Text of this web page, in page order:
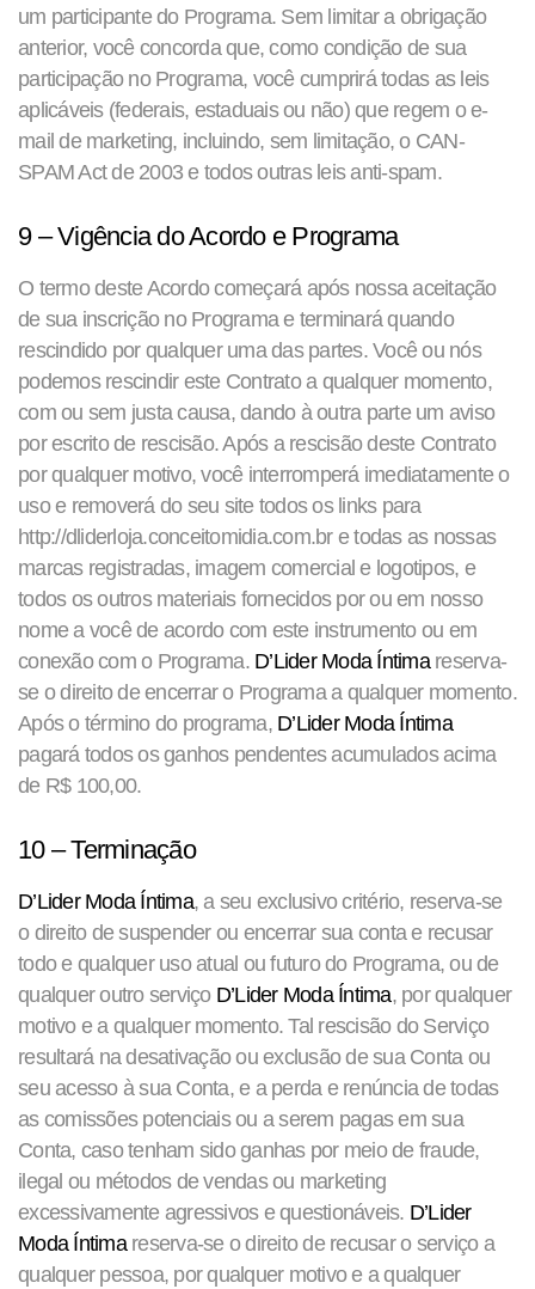
um participante do Programa. Sem limitar a obrigação
anterior, você concorda que, como condição de sua
participação no Programa, você cumprirá todas as leis
aplicáveis ​​(federais, estaduais ou não) que regem o e-
mail de marketing, incluindo, sem limitação, o CAN-
SPAM Act de 2003 e todos outras leis anti-spam.
9 – Vigência do Acordo e Programa
O termo deste Acordo começará após nossa aceitação
de sua inscrição no Programa e terminará quando
rescindido por qualquer uma das partes. Você ou nós
podemos rescindir este Contrato a qualquer momento,
com ou sem justa causa, dando à outra parte um aviso
por escrito de rescisão. Após a rescisão deste Contrato
por qualquer motivo, você interromperá imediatamente o
uso e removerá do seu site todos os links para
http://dliderloja.conceitomidia.com.br e todas as nossas
marcas registradas, imagem comercial e logotipos, e
todos os outros materiais fornecidos por ou em nosso
nome a você de acordo com este instrumento ou em
conexão com o Programa. D’Lider Moda Íntimareserva-
se o direito de encerrar o Programa a qualquer momento.
Após o término do programa, D’Lider Moda Íntima
pagará todos os ganhos pendentes acumulados acima
de R$ 100,00.
10 – Terminação
D’Lider Moda Íntima, a seu exclusivo critério, reserva-se
o direito de suspender ou encerrar sua conta e recusar
todo e qualquer uso atual ou futuro do Programa, ou de
qualquer outro serviço D’Lider Moda Íntima, por qualquer
motivo e a qualquer momento. Tal rescisão do Serviço
resultará na desativação ou exclusão de sua Conta ou
seu acesso à sua Conta, e a perda e renúncia de todas
as comissões potenciais ou a serem pagas em sua
Conta, caso tenham sido ganhas por meio de fraude,
ilegal ou métodos de vendas ou marketing
excessivamente agressivos e questionáveis. D’Lider
Moda Íntimareserva-se o direito de recusar o serviço a
qualquer pessoa, por qualquer motivo e a qualquer